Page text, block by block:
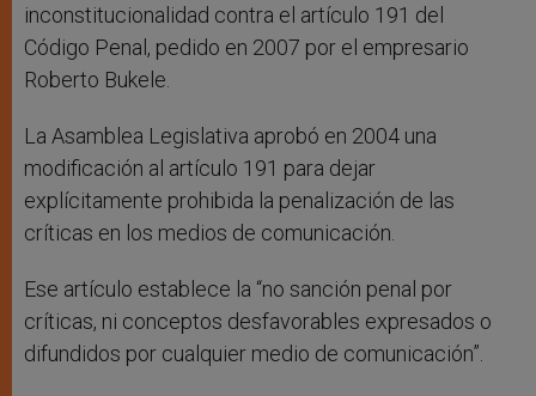
inconstitucionalidad contra el artículo 191 del
Código Penal, pedido en 2007 por el empresario
Roberto Bukele.
La Asamblea Legislativa aprobó en 2004 una
modificación al artículo 191 para dejar
explícitamente prohibida la penalización de las
críticas en los medios de comunicación.
Ese artículo establece la “no sanción penal por
críticas, ni conceptos desfavorables expresados o
difundidos por cualquier medio de comunicación”.